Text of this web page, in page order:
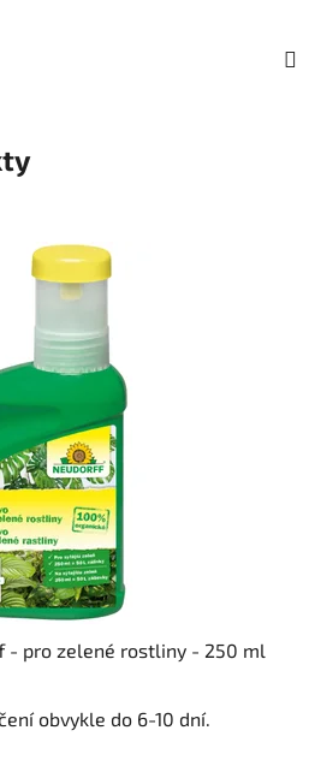
- pro zelené rostliny - 250 ml
obvykle do 6-10 dní.